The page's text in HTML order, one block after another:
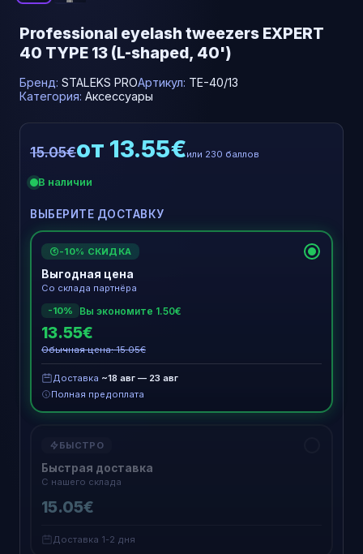
Professional eyelash tweezers EXPERT
40 TYPE 13 (L-shaped, 40')
Бренд: STALEKS PROАртикул: TE-40/13
Категория: Аксессуары
15.05€от 13.55€или 230 баллов
В наличии
ВЫБЕРИТЕ ДОСТАВКУ
€ -10% СКИДКА
Выгодная цена
Со склада партнёра
-10%
Вы экономите 1.50€
13.55€
Обычная цена: 15.05€
Доставка ~18 авг — 23 авг
Полная предоплата
БЫСТРО
Быстрая доставка
С нашего склада
15.05€
Доставка 1-2 дня